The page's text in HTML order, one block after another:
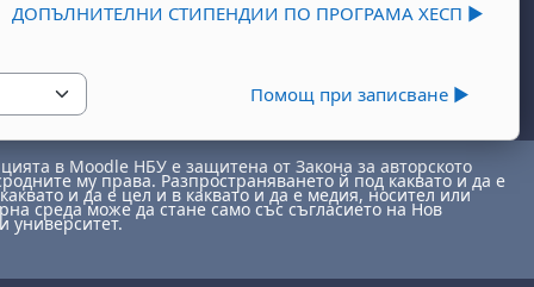
ДОПЪЛНИТЕЛНИ СТИПЕНДИИ ПО ПРОГРАМА ХЕСП ▶︎
Помощ при записване ▶︎
в Moodle НБУ е защитена от Закона за авторското
му права. Разпространяването й под каквато и да е
и да е цел и в каквато и да е медия, носител или
среда може да стане само със съгласието на Нов
университет.